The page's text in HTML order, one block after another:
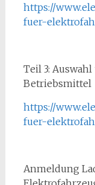
https://
fuer-
Teil 3:
Betriebsmittel
https://
fuer-
Anmeldung